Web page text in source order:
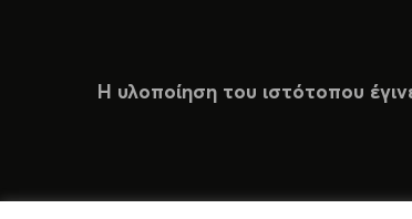
Η υλοποίηση του ιστότοπου